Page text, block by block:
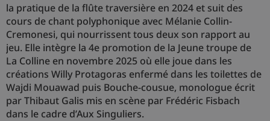
la pratique de la flûte traversière en 2024 et suit des
cours de chant polyphonique avec Mélanie Collin-
Cremonesi, qui nourrissent tous deux son rapport au
jeu. Elle intègre la 4e promotion de la Jeune troupe de
La Colline en novembre 2025 où elle joue dans les
créations Willy Protagoras enfermé dans les toilettes de
Wajdi Mouawad puis Bouche-cousue, monologue écrit
par Thibaut Galis mis en scène par Frédéric Fisbach
dans le cadre d’Aux Singuliers.